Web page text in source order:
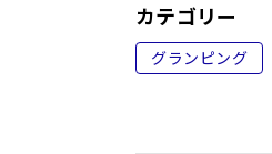
カテゴリー
グランピング